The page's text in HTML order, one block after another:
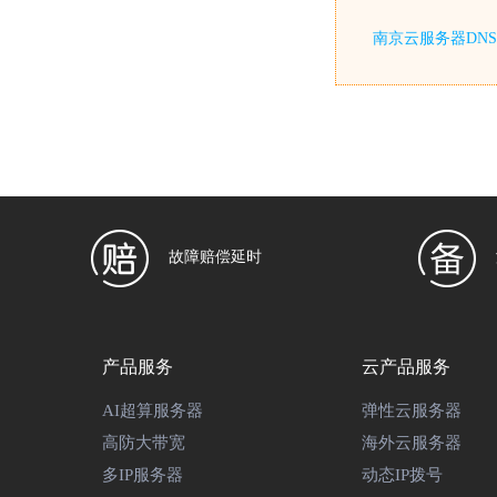
南京云服务器
故障赔偿延时
产品服务
AI超算服务器
高防大带宽
多IP服务器
云产品服务
弹性云服务器
海外云服务器
动态IP拨号